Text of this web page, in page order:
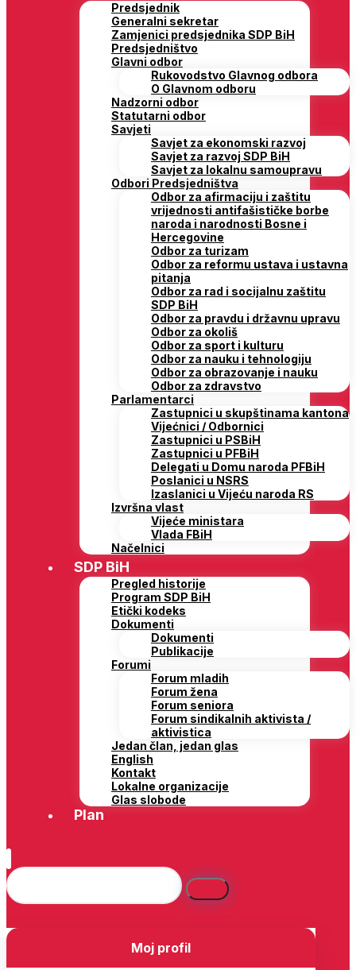
Predsjednik
Generalni sekretar
Zamjenici predsjednika SDP BiH
Predsjedništvo
Glavni odbor
Rukovodstvo Glavnog odbora
O Glavnom odboru
Nadzorni odbor
Statutarni odbor
Savjeti
Savjet za ekonomski razvoj
Savjet za razvoj SDP BiH
Savjet za lokalnu samoupravu
Odbori Predsjedništva
Odbor za afirmaciju i zaštitu
vrijednosti antifašističke borbe
naroda i narodnosti Bosne i
Hercegovine
Odbor za turizam
Odbor za reformu ustava i ustavna
pitanja
Odbor za rad i socijalnu zaštitu
SDP BiH
Odbor za pravdu i državnu upravu
Odbor za okoliš
Odbor za sport i kulturu
Odbor za nauku i tehnologiju
Odbor za obrazovanje i nauku
Odbor za zdravstvo
Parlamentarci
Zastupnici u skupštinama kantona
Vijećnici / Odbornici
Zastupnici u PSBiH
Zastupnici u PFBiH
Delegati u Domu naroda PFBiH
Poslanici u NSRS
Izaslanici u Vijeću naroda RS
Izvršna vlast
Vijeće ministara
Vlada FBiH
Načelnici
SDP BiH
Pregled historije
Program SDP BiH
Etički kodeks
Dokumenti
Dokumenti
Publikacije
Forumi
Forum mladih
Forum žena
Forum seniora
Forum sindikalnih aktivista /
aktivistica
Jedan član, jedan glas
English
Kontakt
Lokalne organizacije
Glas slobode
Plan
Moj profil